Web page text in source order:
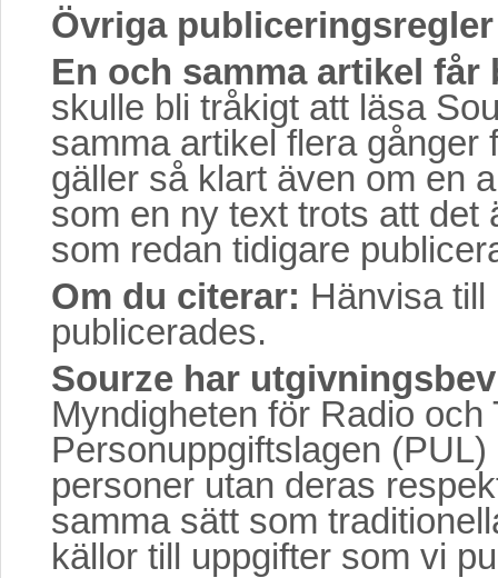
Övriga publiceringsregler
En och samma artikel
skulle bli tråkigt att läsa
samma artikel flera gånger
gäller så klart även om en
som en ny text trots att det
som redan tidigare
Om du citerar: Hänvisa till
publicerades.
Sourze har
Myndigheten för Radio
Personuppgiftslagen
personer utan deras
samma sätt som
källor till uppgifter som vi